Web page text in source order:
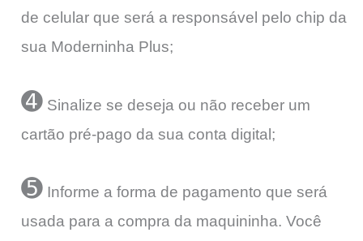
de celular que será a responsável pelo chip da
sua Moderninha Plus;
➍ Sinalize se deseja ou não receber um
cartão pré-pago da sua conta digital;
➎ Informe a forma de pagamento que será
usada para a compra da maquininha. Você